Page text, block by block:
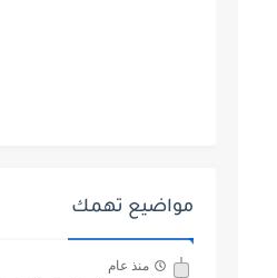
مواضيع تهمك
منذ عام